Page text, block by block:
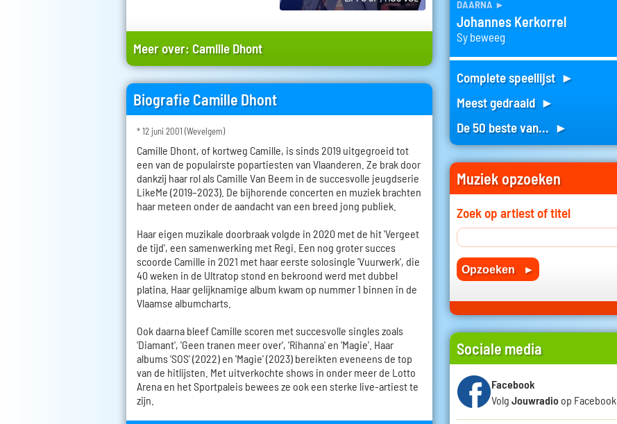
Meer over: Camille Dhont
Biografie Camille Dhont
* 12 juni 2001 (Wevelgem)
Camille Dhont, of kortweg Camille, is sinds 2019 uitgegroeid tot
een van de populairste popartiesten van Vlaanderen. Ze brak door
dankzij haar rol als Camille Van Beem in de succesvolle jeugdserie
LikeMe (2019–2023). De bijhorende concerten en muziek brachten
haar meteen onder de aandacht van een breed jong publiek.
Haar eigen muzikale doorbraak volgde in 2020 met de hit 'Vergeet
de tijd', een samenwerking met Regi. Een nog groter succes
scoorde Camille in 2021 met haar eerste solosingle 'Vuurwerk', die
40 weken in de Ultratop stond en bekroond werd met dubbel
platina. Haar gelijknamige album kwam op nummer 1 binnen in de
Vlaamse albumcharts.
Ook daarna bleef Camille scoren met succesvolle singles zoals
'Diamant', 'Geen tranen meer over', 'Rihanna' en 'Magie'. Haar
albums 'SOS' (2022) en 'Magie' (2023) bereikten eveneens de top
van de hitlijsten. Met uitverkochte shows in onder meer de Lotto
Arena en het Sportpaleis bewees ze ook een sterke live-artiest te
zijn.
daarna ►
Johannes Kerkorrel
Sy beweeg
Complete speellijst ►
Meest gedraaid ►
De 50 beste van... ►
Muziek opzoeken
Zoek op artiest of titel
Sociale media
Facebook
Volg Jouwradio op Facebook